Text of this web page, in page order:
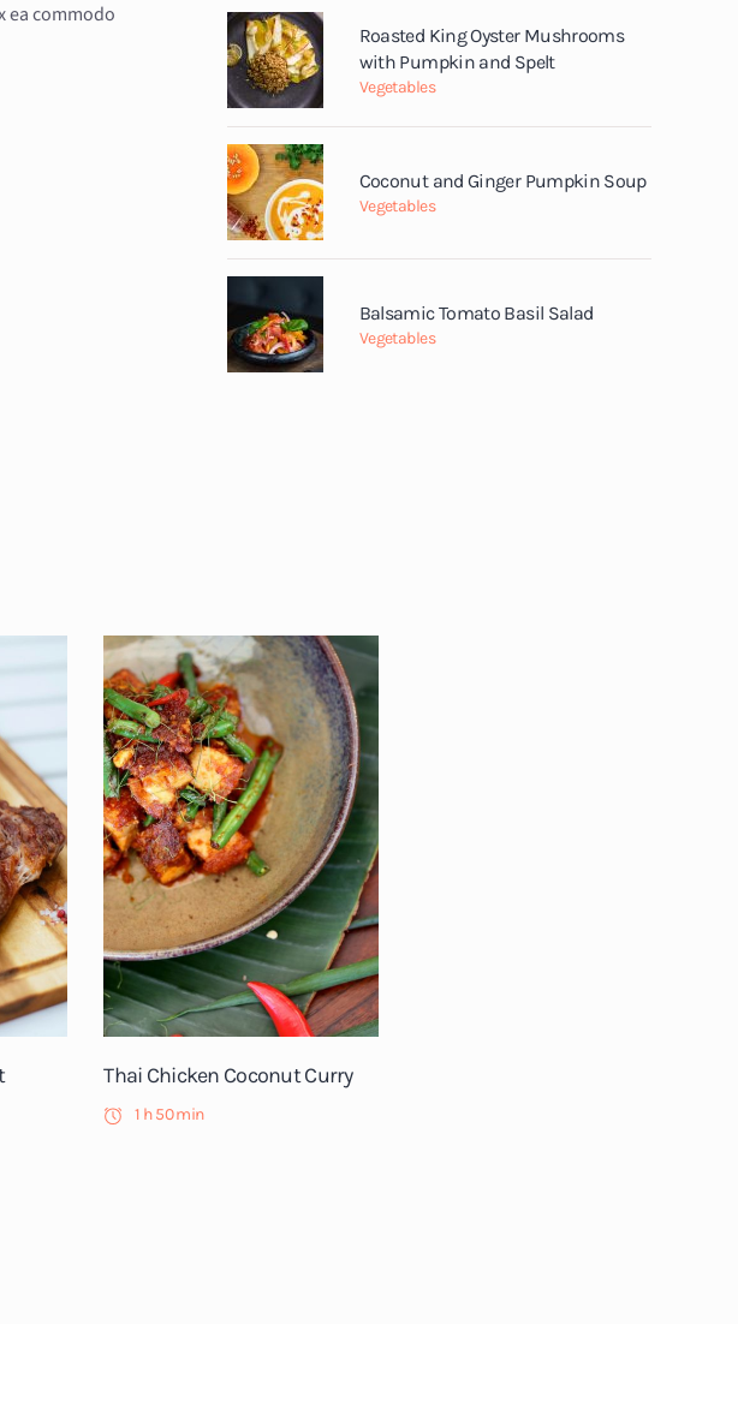
Roasted King Oyster Mushrooms
with Pumpkin and Spelt
Vegetables
Coconut and Ginger Pumpkin Soup
Vegetables
Balsamic Tomato Basil Salad
Vegetables
ea commodo
Thai Chicken Coconut Curry
1 h 50 min